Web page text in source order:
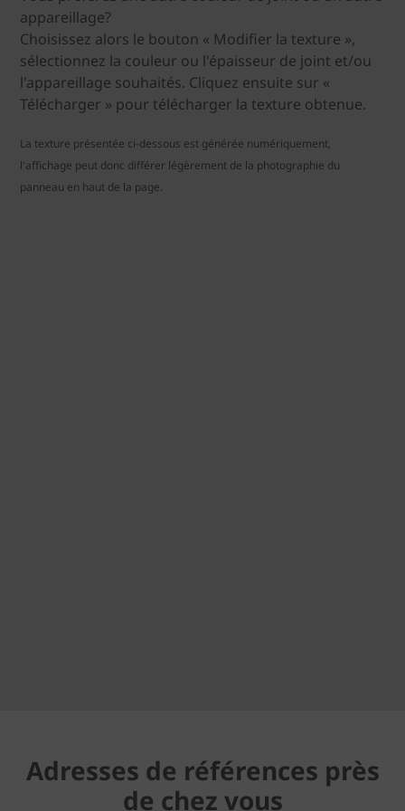
appareillage?
Choisissez alors le bouton « Modifier la texture »,
sélectionnez la couleur ou l'épaisseur de joint et/ou
l'appareillage souhaités. Cliquez ensuite sur «
Télécharger » pour télécharger la texture obtenue.
La texture présentée ci-dessous est générée numériquement,
l'affichage peut donc différer légèrement de la photographie du
panneau en haut de la page.
Adresses de références près
de chez vous